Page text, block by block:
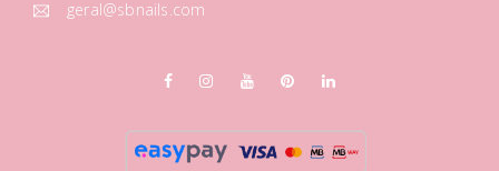
geral@sbnails.com